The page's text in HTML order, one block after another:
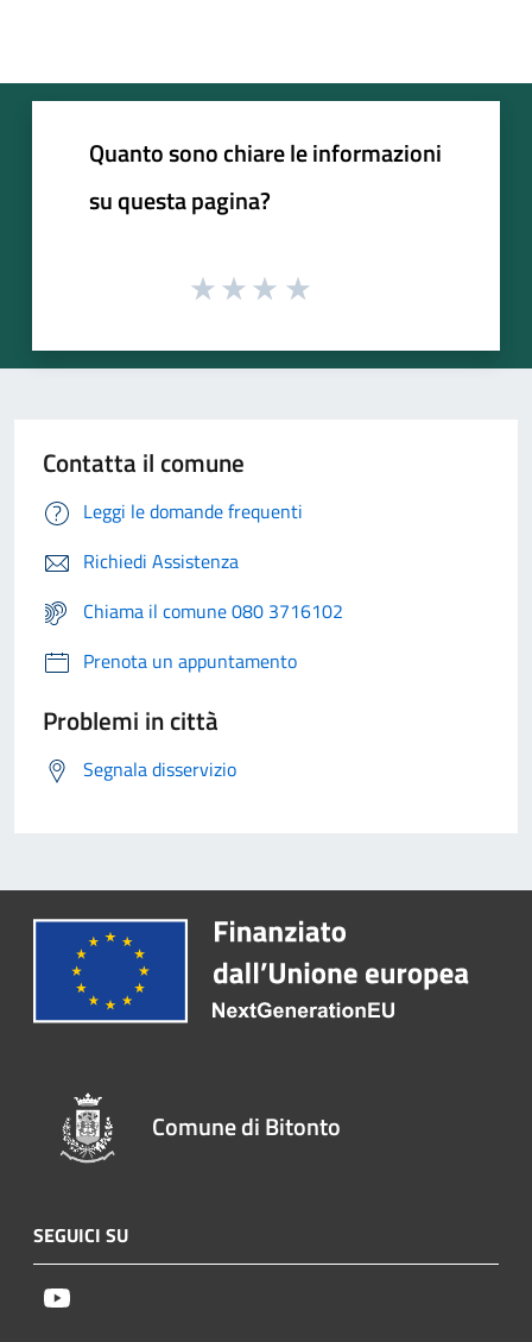
Quanto sono chiare le informazioni
su questa pagina?
Contatta il comune
Leggi le domande frequenti
Richiedi Assistenza
Chiama il comune 080 3716102
Prenota un appuntamento
Problemi in città
Segnala disservizio
Comune di Bitonto
SEGUICI SU